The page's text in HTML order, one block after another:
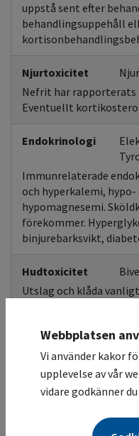
uppstå sent efter
behandlingsuppehåll
Njurtoxicitet
Nefrit har
Eventuellt
Endokrinologi
Immunrelaterade
och hyperkalemi,
hypomagnesemi.
förekommer.
binjurebarksvikt,
Hudtoxicitet
Utslag och klåda
epidermal nekrolys
uppehåll i behandling
hudbiverkan, utsätt vid
försiktighet vid
immunstimulerande
CNS påverkan
Webbplatsen
Vi använder kakor
upplevelse av vår
vidare godkänner